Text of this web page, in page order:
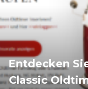
Entdecken
Classic